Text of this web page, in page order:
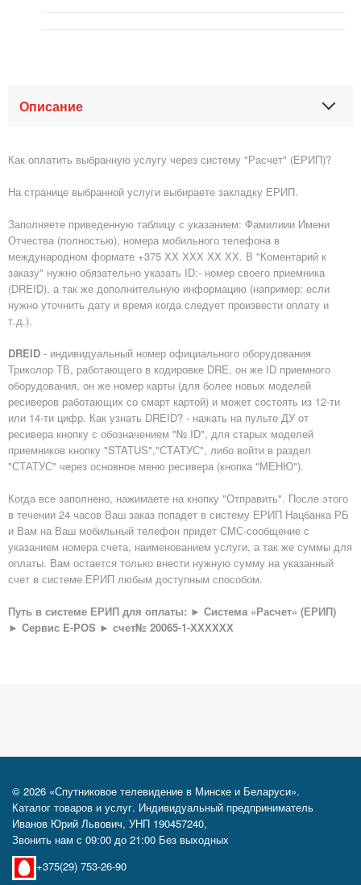
Описание
Как оплатить выбранную услугу через систему "Расчет" (ЕРИП)?
На странице выбранной услуги выбираете закладку ЕРИП.
Заполняете приведенную таблицу с указанием: Фамилиии Имени
Отчества (полностью), номера мобильного телефона в
международном формате +375 ХХ ХХХ ХХ ХХ. В "Коментарий к
заказу" нужно обязательно указать ID:- номер своего приемника
(DREID), а так же дополнительную информацию (например: если
нужно уточнить дату и время когда следует произвести оплату и
т.д.).
DREID - индивидуальный номер официального оборудования
Триколор ТВ, работающего в кодировке DRE, он же ID приемного
оборудования, он же номер карты (для более новых моделей
ресиверов работающих со смарт картой) и может состоять из 12-ти
или 14-ти цифр. Как узнать DREID? - нажать на пульте ДУ от
ресивера кнопку с обозначением "№ ID", для старых моделей
приемников кнопку "STATUS","СТАТУС", либо войти в раздел
"СТАТУС" через основное меню ресивера (кнопка "МЕНЮ").
Когда все заполнено, нажимаете на кнопку "Отправить". После этого
в течении 24 часов Ваш заказ попадет в систему ЕРИП Нацбанка РБ
и Вам на Ваш мобильный телефон придет СМС-сообщение с
указанием номера счета, наименованием услуги, а так же суммы для
оплаты. Вам остается только внести нужную сумму на указанный
счет в системе ЕРИП любым доступным способом.
Путь в системе ЕРИП для оплаты: ► Система «Расчет» (ЕРИП)
► Cервис E-POS ► счет№ 20065-1-ХХХХХХ
© 2026 «Спутниковое телевидение в Минске и Беларуси».
Каталог товаров и услуг. Индивидуальный предприниматель
Иванов Юрий Львович, УНП 190457240,
Звонить нам с 09:00 до 21:00 Без выходных
+375(29) 753-26-90